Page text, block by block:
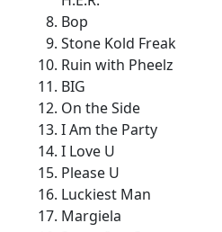
Bop
Stone Kold Freak
Ruin with Pheelz
BIG
On the Side
I Am the Party
I Love U
Please U
Luckiest Man
Margiela